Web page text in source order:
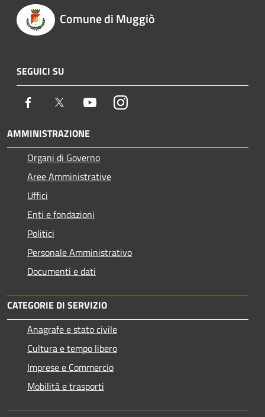
Comune di Muggiò
SEGUICI SU
Facebook Twitter YoutubeInstagram
AMMINISTRAZIONE
Organi di Governo
Aree Amministrative
Uffici
Enti e fondazioni
Politici
Personale Amministrativo
Documenti e dati
CATEGORIE DI SERVIZIO
Anagrafe e stato civile
Cultura e tempo libero
Imprese e Commercio
Mobilità e trasporti